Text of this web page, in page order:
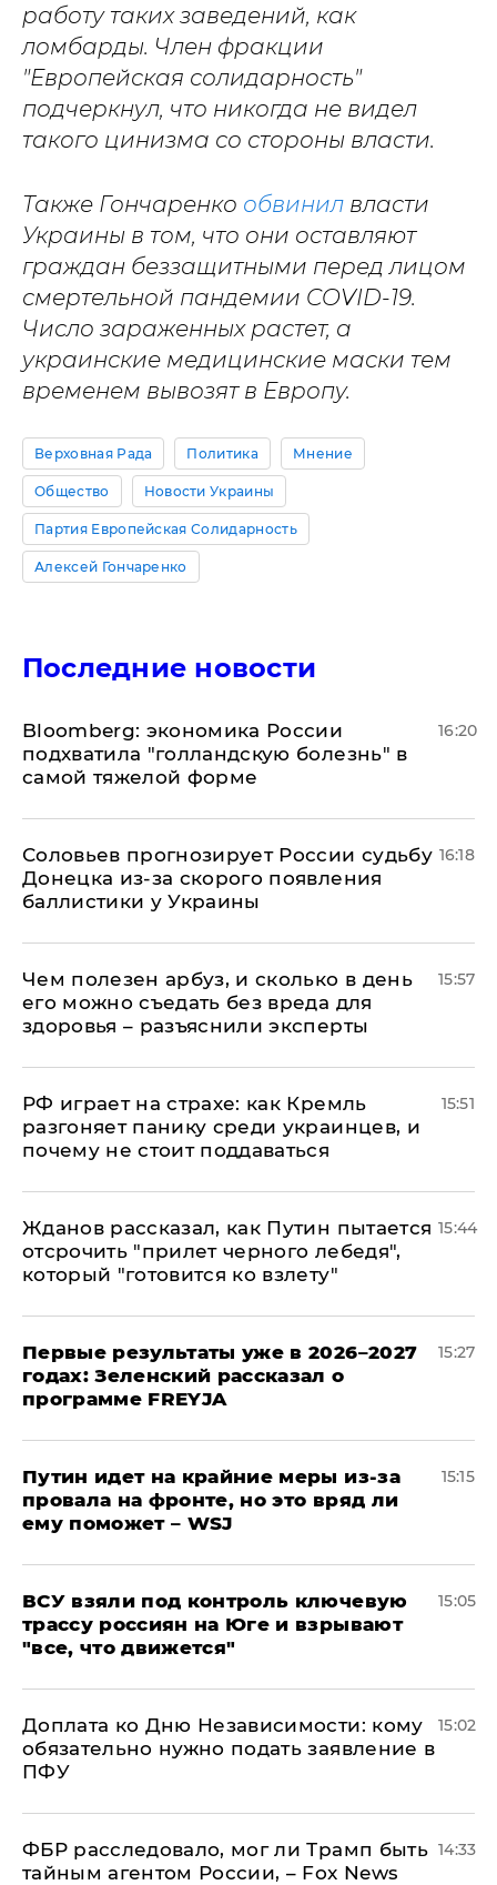
работу таких заведений, как
ломбарды. Член фракции
"Европейская солидарность"
подчеркнул, что никогда не видел
такого цинизма со стороны власти.
Также Гончаренко обвинил власти
Украины в том, что они оставляют
граждан беззащитными перед лицом
смертельной пандемии COVID-19.
Число зараженных растет, а
украинские медицинские маски тем
временем вывозят в Европу.
Верховная Рада Политика Мнение
Общество Новости Украины
Партия Европейская Солидарность
Алексей Гончаренко
Последние новости
Bloomberg: экономика России
подхватила "голландскую болезнь" в
самой тяжелой форме
16:20
Соловьев прогнозирует России судьбу
Донецка из-за скорого появления
баллистики у Украины
16:18
Чем полезен арбуз, и сколько в день
его можно съедать без вреда для
здоровья – разъяснили эксперты
15:57
РФ играет на страхе: как Кремль
разгоняет панику среди украинцев, и
почему не стоит поддаваться
15:51
Жданов рассказал, как Путин пытается
отсрочить "прилет черного лебедя",
который "готовится ко взлету"
15:44
Первые результаты уже в 2026–2027
годах: Зеленский рассказал о
программе FREYJA
15:27
Путин идет на крайние меры из-за
провала на фронте, но это вряд ли
ему поможет – WSJ
15:15
ВСУ взяли под контроль ключевую
трассу россиян на Юге и взрывают
"все, что движется"
15:05
Доплата ко Дню Независимости: кому
обязательно нужно подать заявление в
ПФУ
15:02
ФБР расследовало, мог ли Трамп быть
тайным агентом России, – Fox News
14:33